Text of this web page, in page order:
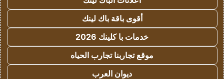
أقوى باقة باك لينك
خدمات با كلينك 2026
موقع تجاربنا تجارب الحياه
ديوان العرب